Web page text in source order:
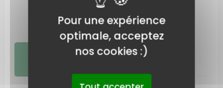
LES AVIS SUR CE PRODUIT
PIÈCES DÉTACHÉES
Pour une expérience
optimale, acceptez
nos cookies :)